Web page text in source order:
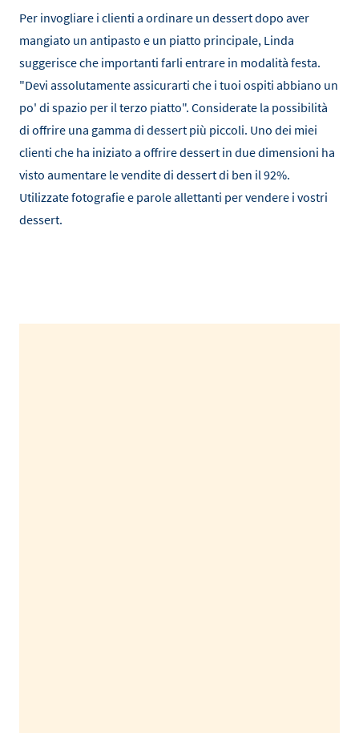
Per invogliare i clienti a ordinare un dessert dopo aver
mangiato un antipasto e un piatto principale, Linda
suggerisce che importanti farli entrare in modalità festa.
"Devi assolutamente assicurarti che i tuoi ospiti abbiano un
po' di spazio per il terzo piatto". Considerate la possibilità
di offrire una gamma di dessert più piccoli. Uno dei miei
clienti che ha iniziato a offrire dessert in due dimensioni ha
visto aumentare le vendite di dessert di ben il 92%.
Utilizzate fotografie e parole allettanti per vendere i vostri
dessert.